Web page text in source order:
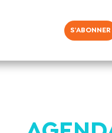
S'ABONNER